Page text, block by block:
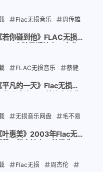
Flac无损音乐 周传雄
2000年经典专辑
若你碰到他》FLAC无损
FLAC无损音乐 蔡健
碰到他 金曲奖专辑
平凡的一天》Flac无损下
无损音乐网盘 毛不易
平凡的一天Flac 华语治
12-19
叶惠美》2003年Flac无
Flac无损 周杰伦